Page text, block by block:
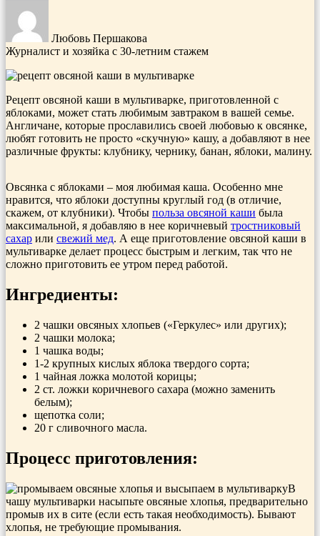
Любовь Першакова
Журналист и хозяйка с 30-летним стажем
Рецепт овсяной каши в мультиварке, приготовленной с
яблоками, может стать любимым завтраком в вашей семье.
Англичане, которые прославились своей любовью к овсянке,
любят готовить не просто «скучную» кашу, а добавляют в нее
различные фрукты: клубнику, чернику, банан, яблоки, малину.
Овсянка с яблоками – моя любимая каша. Особенно мне
нравится, что яблоки доступны круглый год (в отличие,
скажем, от клубники). Чтобы польза овсяной каши была
максимальной, я добавляю в нее коричневый тростниковый
сахар или свежий мед. А еще приготовление овсяной каши в
мультиварке делает процесс быстрым и легким, так что не
сложно приготовить ее утром перед работой.
Ингредиенты:
2 чашки овсяных хлопьев («Геркулес» или других);
2 чашки молока;
1 чашка воды;
1-2 крупных кислых яблока твердого сорта;
1 чайная ложка молотой корицы;
2 ст. ложки коричневого сахара (можно заменить
белым);
щепотка соли;
20 г сливочного масла.
Процесс приготовления:
В
чашу мультиварки насыпьте овсяные хлопья, предварительно
промыв их в сите (если есть такая необходимость). Бывают
хлопья, не требующие промывания.